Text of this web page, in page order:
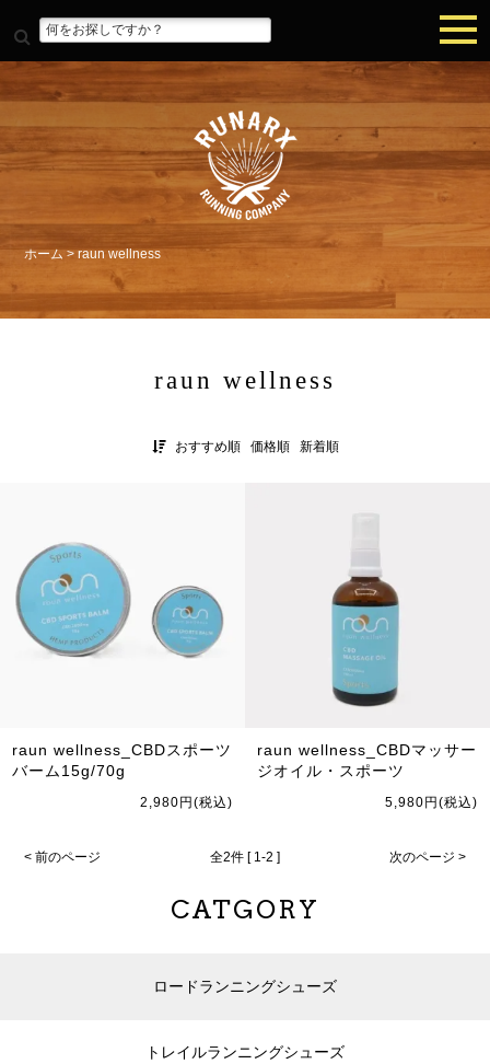
ホーム>raun wellness
raun wellness
おすすめ順 価格順 新着順
raun wellness_CBDスポーツ
バーム15g/70g
2,980円(税込)
raun wellness_CBDマッサー
ジオイル・スポーツ
5,980円(税込)
< 前のページ 全2件 [ 1-2 ] 次のページ >
CATGORY
ロードランニングシューズ
トレイルランニングシューズ